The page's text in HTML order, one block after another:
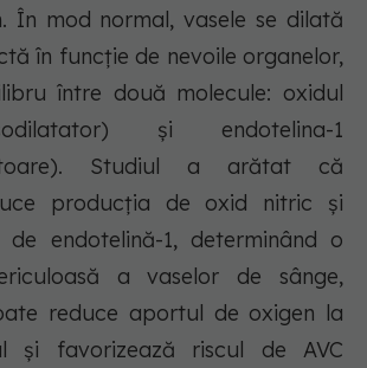
În mod normal, vasele se dilată
în funcție de nevoile organelor,
între două molecule: oxidul
și endotelina-1
Studiul a arătat că
producția de oxid nitric și
de endotelină-1, determinând o
a vaselor de sânge,
reduce aportul de oxigen la
și favorizează riscul de AVC